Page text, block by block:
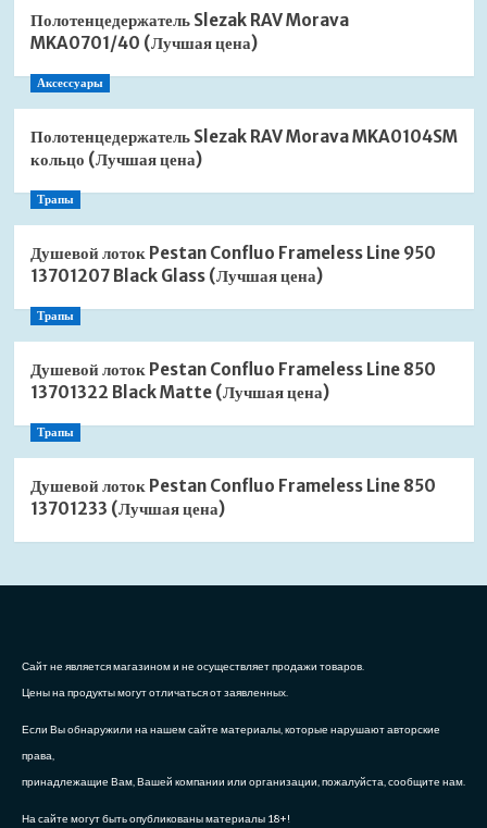
Полотенцедержатель Slezak RAV Morava
MKA0701/40 (Лучшая цена)
Аксессуары
Полотенцедержатель Slezak RAV Morava MKA0104SM
кольцо (Лучшая цена)
Трапы
Душевой лоток Pestan Confluo Frameless Line 950
13701207 Black Glass (Лучшая цена)
Трапы
Душевой лоток Pestan Confluo Frameless Line 850
13701322 Black Matte (Лучшая цена)
Трапы
Душевой лоток Pestan Confluo Frameless Line 850
13701233 (Лучшая цена)
Сайт не является магазином и не осуществляет продажи товаров.
Цены на продукты могут отличаться от заявленных.
Если Вы обнаружили на нашем сайте материалы, которые нарушают авторские
права,
принадлежащие Вам, Вашей компании или организации, пожалуйста, сообщите нам.
На сайте могут быть опубликованы материалы 18+!